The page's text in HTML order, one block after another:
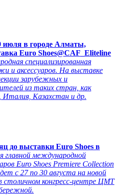
июля в городе Алматы,
Euro Shoes@CAF_Eliteline
специализированная
и аксессуаров. На выставке
зарубежных и
из таких стран, как
Италия, Казахстан и др.
до выставки Euro Shoes в
главной международной
Euro Shoes Premiere Collection
с 27 по 30 августа на новой
столичном конгресс-центре ЦМТ